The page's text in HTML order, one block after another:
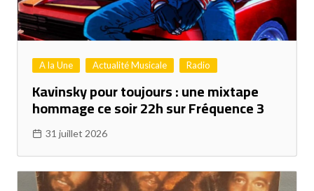
A la Une Actualité Musicale Radio
Kavinsky pour toujours : une mixtape
hommage ce soir 22h sur Fréquence 3
31 juillet 2026